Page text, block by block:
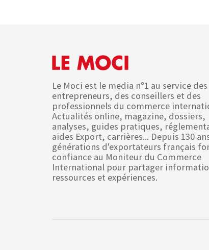
Le Moci est le media n°1 au service des
entrepreneurs, des conseillers et des
professionnels du commerce
Actualités online, magazine, dossiers,
analyses, guides pratiques,
aides Export, carrières... Depuis 130
générations d'exportateurs français
confiance au Moniteur du Commerce
International pour partager
ressources et expériences.